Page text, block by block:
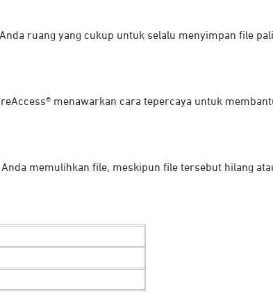
ruang yang cukup untuk selalu menyimpan file
menawarkan cara tepercaya untuk
memulihkan file, meskipun file tersebut hilang